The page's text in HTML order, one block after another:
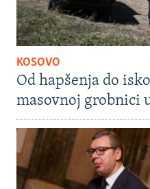
KOSOVO
Od hapšenja do
masovnoj grobnici